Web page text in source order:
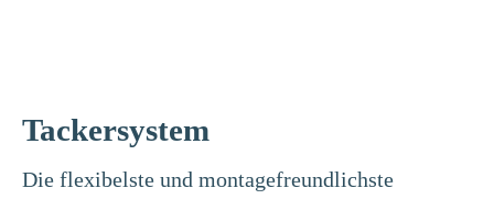
Tackersystem
Die flexibelste und montagefreundlichste